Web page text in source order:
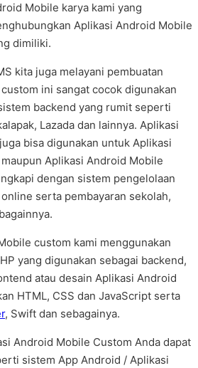
Mobile karya kami yang
Aplikasi Android Mobile
dimiliki.
kita juga melayani pembuatan
ini sangat cocok digunakan
backend yang rumit seperti
Lazada dan lainnya. Aplikasi
bisa digunakan untuk Aplikasi
Aplikasi Android Mobile
dengan sistem pengelolaan
serta pembayaran sekolah,
custom kami menggunakan
yang digunakan sebagai backend,
atau desain Aplikasi Android
HTML, CSS dan JavaScript serta
, Swift dan sebagainya.
Android Mobile Custom Anda dapat
sistem App Android / Aplikasi